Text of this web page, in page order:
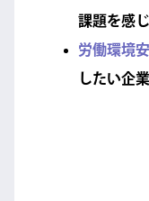
課題を感
労働環境
したい企業